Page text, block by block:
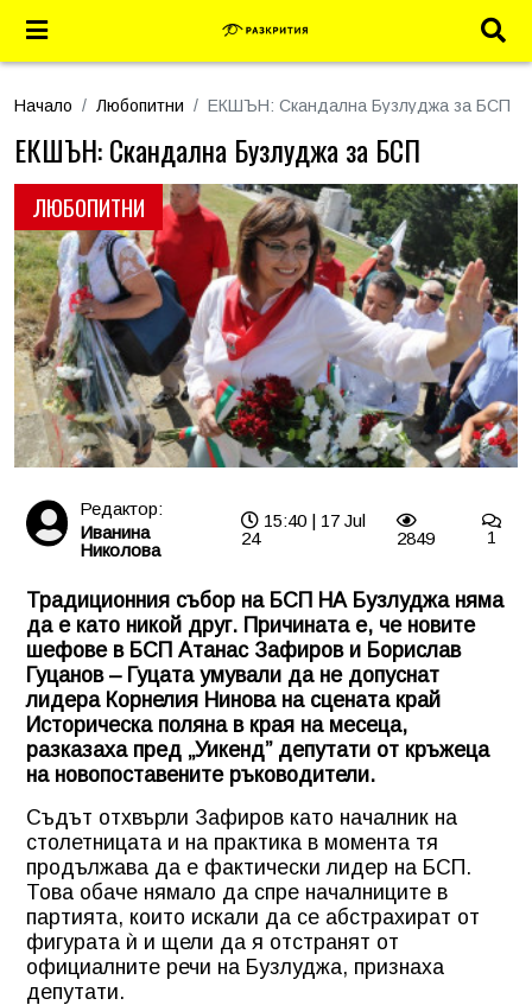
Начало Любопитни ЕКШЪН: Скандална Бузлуджа за БСП
ЛЮБОПИТНИ
ЕКШЪН: Скандална Бузлуджа за БСП
Редактор:
Иванина
Николова
15:40 | 17 Jul
24
2849 1
Традиционния събор на БСП НА Бузлуджа няма
да е като никой друг. Причината е, че новите
шефове в БСП Атанас Зафиров и Борислав
Гуцанов – Гуцата умували да не допуснат
лидера Корнелия Нинова на сцената край
Историческа поляна в края на месеца,
разказаха пред „Уикенд” депутати от кръжеца
на новопоставените ръководители.
Съдът отхвърли Зафиров като началник на
столетницата и на практика в момента тя
продължава да е фактически лидер на БСП.
Това обаче нямало да спре началниците в
партията, които искали да се абстрахират от
фигурата ѝ и щели да я отстранят от
официалните речи на Бузлуджа, признаха
депутати.